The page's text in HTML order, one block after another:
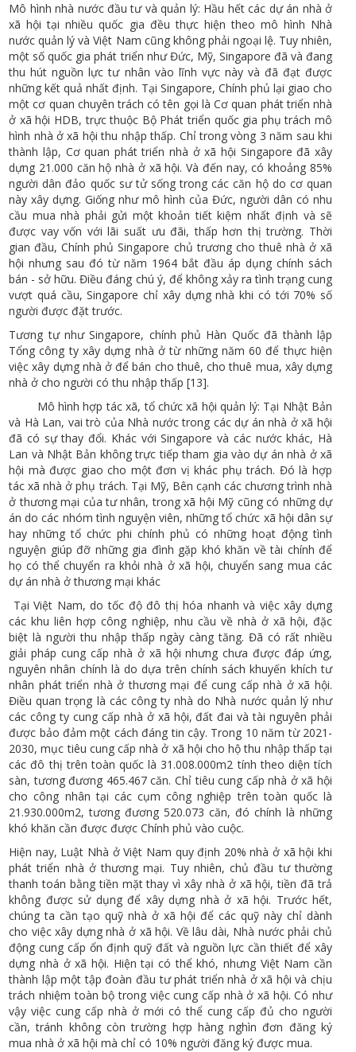
Mô hình nhà nước đầu tư và quản lý: Hầu hết các dự án nhà ở
xã hội tại nhiều quốc gia đều thực hiện theo mô hình Nhà
nước quản lý và Việt Nam cũng không phải ngoại lệ. Tuy nhiên,
một số quốc gia phát triển như Đức, Mỹ, Singapore đã và đang
thu hút nguồn lực tư nhân vào lĩnh vực này và đã đạt được
những kết quả nhất định. Tại Singapore, Chính phủ lại giao cho
một cơ quan chuyên trách có tên gọi là Cơ quan phát triển nhà
ở xã hội HDB, trực thuộc Bộ Phát triển quốc gia phụ trách mô
hình nhà ở xã hội thu nhập thấp. Chỉ trong vòng 3 năm sau khi
thành lập, Cơ quan phát triển nhà ở xã hội Singapore đã xây
dựng 21.000 căn hộ nhà ở xã hội. Và đến nay, có khoảng 85%
người dân đảo quốc sư tử sống trong các căn hộ do cơ quan
này xây dựng. Giống như mô hình của Đức, người dân có nhu
cầu mua nhà phải gửi một khoản tiết kiệm nhất định và sẽ
được vay vốn với lãi suất ưu đãi, thấp hơn thị trường. Thời
gian đầu, Chính phủ Singapore chủ trương cho thuê nhà ở xã
hội nhưng sau đó từ năm 1964 bắt đầu áp dụng chính sách
bán - sở hữu. Điều đáng chú ý, để không xảy ra tình trạng cung
vượt quá cầu, Singapore chỉ xây dựng nhà khi có tới 70% số
người được đặt trước.
Tương tự như Singapore, chính phủ Hàn Quốc đã thành lập
Tổng công ty xây dựng nhà ở từ những năm 60 để thực hiện
việc xây dựng nhà ở để bán cho thuê, cho thuê mua, xây dựng
nhà ở cho người có thu nhập thấp [13].
Mô hình hợp tác xã, tổ chức xã hội quản lý: Tại Nhật Bản
và Hà Lan, vai trò của Nhà nước trong các dự án nhà ở xã hội
đã có sự thay đổi. Khác với Singapore và các nước khác, Hà
Lan và Nhật Bản không trực tiếp tham gia vào dự án nhà ở xã
hội mà được giao cho một đơn vị khác phụ trách. Đó là hợp
tác xã nhà ở phụ trách. Tại Mỹ, Bên cạnh các chương trình nhà
ở thương mại của tư nhân, trong xã hội Mỹ cũng có những dự
án do các nhóm tình nguyện viên, những tổ chức xã hội dân sự
hay những tổ chức phi chính phủ có những hoạt động tình
nguyện giúp đỡ những gia đình gặp khó khăn về tài chính để
họ có thể chuyển ra khỏi nhà ở xã hội, chuyển sang mua các
dự án nhà ở thương mại khác
Tại Việt Nam, do tốc độ đô thị hóa nhanh và việc xây dựng
các khu liên hợp công nghiệp, nhu cầu về nhà ở xã hội, đặc
biệt là người thu nhập thấp ngày càng tăng. Đã có rất nhiều
giải pháp cung cấp nhà ở xã hội nhưng chưa được đáp ứng,
nguyên nhân chính là do dựa trên chính sách khuyến khích tư
nhân phát triển nhà ở thương mại để cung cấp nhà ở xã hội.
Điều quan trọng là các công ty nhà do Nhà nước quản lý như
các công ty cung cấp nhà ở xã hội, đất đai và tài nguyên phải
được bảo đảm một cách đáng tin cậy. Trong 10 năm từ 2021-
2030, mục tiêu cung cấp nhà ở xã hội cho hộ thu nhập thấp tại
các đô thị trên toàn quốc là 31.008.000m2 tính theo diện tích
sàn, tương đương 465.467 căn. Chỉ tiêu cung cấp nhà ở xã hội
cho công nhân tại các cụm công nghiệp trên toàn quốc là
21.930.000m2, tương đương 520.073 căn, đó chính là những
khó khăn cần được được Chính phủ vào cuộc.
Hiện nay, Luật Nhà ở Việt Nam quy định 20% nhà ở xã hội khi
phát triển nhà ở thương mại. Tuy nhiên, chủ đầu tư thường
thanh toán bằng tiền mặt thay vì xây nhà ở xã hội, tiền đã trả
không được sử dụng để xây dựng nhà ở xã hội. Trước hết,
chúng ta cần tạo quỹ nhà ở xã hội để các quỹ này chỉ dành
cho việc xây dựng nhà ở xã hội. Về lâu dài, Nhà nước phải chủ
động cung cấp ổn định quỹ đất và nguồn lực cần thiết để xây
dựng nhà ở xã hội. Hiện tại có thể khó, nhưng Việt Nam cần
thành lập một tập đoàn đầu tư phát triển nhà ở xã hội và chịu
trách nhiệm toàn bộ trong việc cung cấp nhà ở xã hội. Có như
vậy việc cung cấp nhà ở mới có thể cung cấp đủ cho người
cần, tránh không còn trường hợp hàng nghìn đơn đăng ký
mua nhà ở xã hội mà chỉ có 10% người đăng ký được mua.